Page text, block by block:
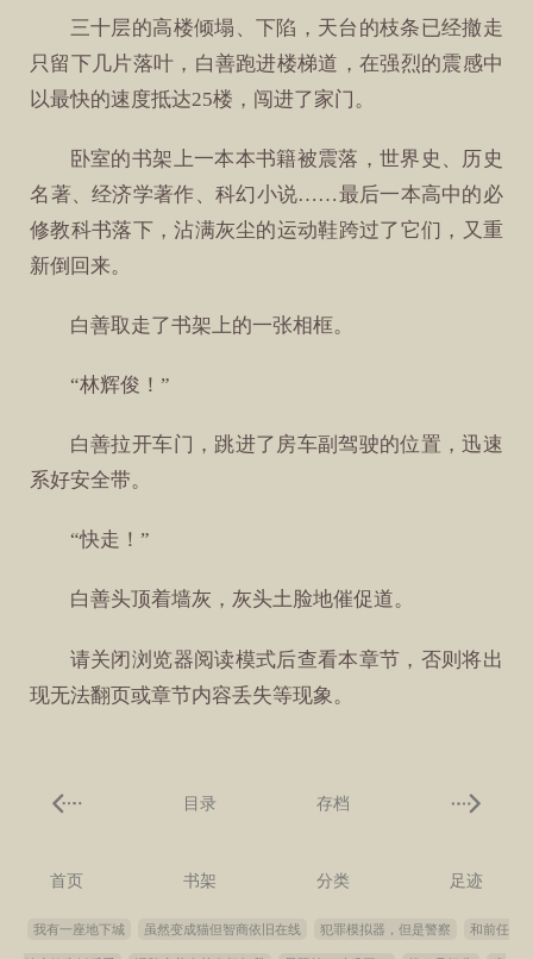
三十层的高楼倾塌、下陷，天台的枝条已经撤走
只留下几片落叶，白善跑进楼梯道，在强烈的震感中
以最快的速度抵达25楼，闯进了家门。
卧室的书架上一本本书籍被震落，世界史、历史
名著、经济学著作、科幻小说……最后一本高中的必
修教科书落下，沾满灰尘的运动鞋跨过了它们，又重
新倒回来。
白善取走了书架上的一张相框。
“林辉俊！”
白善拉开车门，跳进了房车副驾驶的位置，迅速
系好安全带。
“快走！”
白善头顶着墙灰，灰头土脸地催促道。
请关闭浏览器阅读模式后查看本章节，否则将出
现无法翻页或章节内容丢失等现象。
目录 存档
首页 书架 分类 足迹
我有一座地下城 虽然变成猫但智商依旧在线 犯罪模拟器，但是警察 和前任